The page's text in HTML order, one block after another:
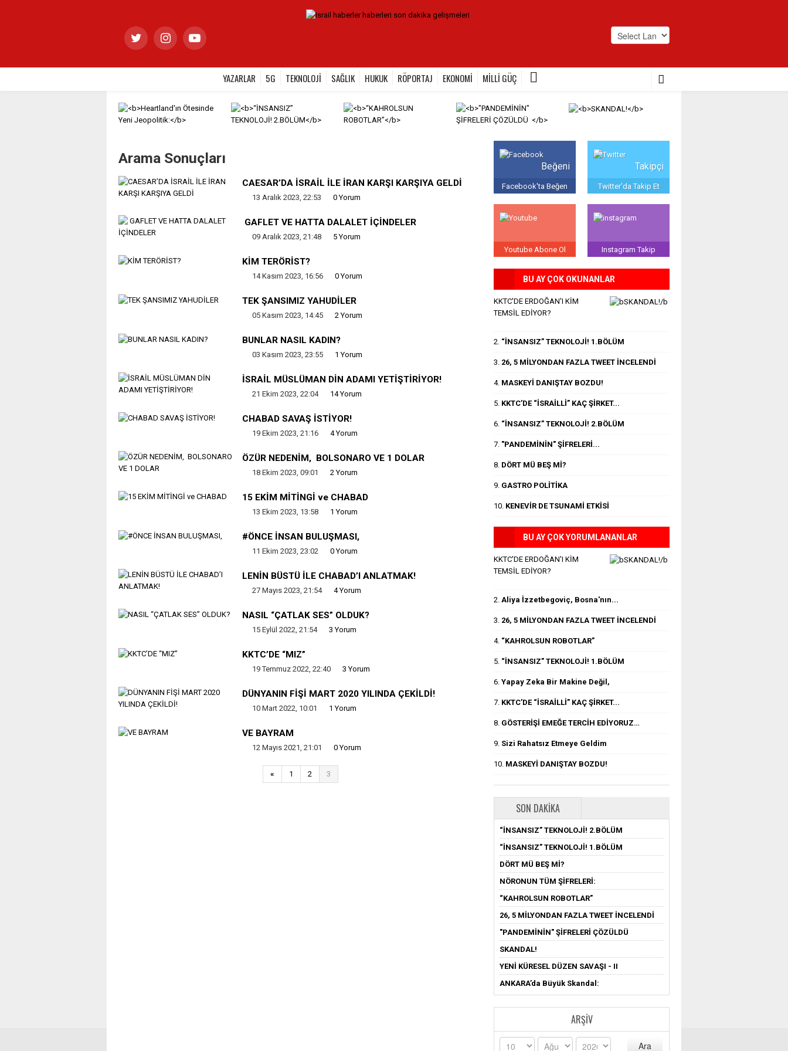
YAZARLAR 5G TEKNOLOJİ SAĞLIK HUKUK RÖPORTAJ EKONOMİ MİLLİ GÜÇ
Arama Sonuçları
CAESAR’DA İSRAİL İLE İRAN KARŞI KARŞIYA GELDİ
13 Aralık 2023, 22:53 0 Yorum
GAFLET VE HATTA DALALET İÇİNDELER
09 Aralık 2023, 21:48 5 Yorum
KİM TERÖRİST?
14 Kasım 2023, 16:56 0 Yorum
TEK ŞANSIMIZ YAHUDİLER
05 Kasım 2023, 14:45 2 Yorum
BUNLAR NASIL KADIN?
03 Kasım 2023, 23:55 1 Yorum
İSRAİL MÜSLÜMAN DİN ADAMI YETİŞTİRİYOR!
21 Ekim 2023, 22:04 14 Yorum
CHABAD SAVAŞ İSTİYOR!
19 Ekim 2023, 21:16 4 Yorum
ÖZÜR NEDENİM, BOLSONARO VE 1 DOLAR
18 Ekim 2023, 09:01 2 Yorum
15 EKİM MİTİNGİ ve CHABAD
13 Ekim 2023, 13:58 1 Yorum
#ÖNCE İNSAN BULUŞMASI,
11 Ekim 2023, 23:02 0 Yorum
LENİN BÜSTÜ İLE CHABAD’I ANLATMAK!
27 Mayıs 2023, 21:54 4 Yorum
NASIL “ÇATLAK SES” OLDUK?
15 Eylül 2022, 21:54 3 Yorum
KKTC’DE “MIZ”
19 Temmuz 2022, 22:40 3 Yorum
DÜNYANIN FİŞİ MART 2020 YILINDA ÇEKİLDİ!
10 Mart 2022, 10:01 1 Yorum
VE BAYRAM
12 Mayıs 2021, 21:01 0 Yorum
« 1 2 3
Beğeni
Facebook'ta Beğen
Takipçi
Twitter'da Takip Et
Youtube Abone Ol Instagram Takip
BU AY ÇOK OKUNANLAR
KKTC'DE ERDOĞAN'I KİM
TEMSİL EDİYOR?
2. “İNSANSIZ” TEKNOLOJİ! 1.BÖLÜM
3. 26, 5 MİLYONDAN FAZLA TWEET İNCELENDİ
4. MASKEYİ DANIŞTAY BOZDU!
5. KKTC’DE “İSRAİLLİ” KAÇ ŞİRKET...
6. “İNSANSIZ” TEKNOLOJİ! 2.BÖLÜM
7. "PANDEMİNİN" ŞİFRELERİ...
8. DÖRT MÜ BEŞ Mİ?
9. GASTRO POLİTİKA
10. KENEVİR DE TSUNAMİ ETKİSİ
BU AY ÇOK YORUMLANANLAR
KKTC'DE ERDOĞAN'I KİM
TEMSİL EDİYOR?
2. Aliya İzzetbegoviç, Bosna'nın...
3. 26, 5 MİLYONDAN FAZLA TWEET İNCELENDİ
4. “KAHROLSUN ROBOTLAR”
5. “İNSANSIZ” TEKNOLOJİ! 1.BÖLÜM
6. Yapay Zeka Bir Makine Değil,
7. KKTC’DE “İSRAİLLİ” KAÇ ŞİRKET...
8. GÖSTERİŞİ EMEĞE TERCİH EDİYORUZ…
9. Sizi Rahatsız Etmeye Geldim
10. MASKEYİ DANIŞTAY BOZDU!
SON DAKIKA
“İNSANSIZ” TEKNOLOJİ! 2.BÖLÜM
“İNSANSIZ” TEKNOLOJİ! 1.BÖLÜM
DÖRT MÜ BEŞ Mİ?
NÖRONUN TÜM ŞİFRELERİ:
“KAHROLSUN ROBOTLAR”
26, 5 MİLYONDAN FAZLA TWEET İNCELENDİ
"PANDEMİNİN" ŞİFRELERİ ÇÖZÜLDÜ
SKANDAL!
YENİ KÜRESEL DÜZEN SAVAŞI - II
ANKARA’da Büyük Skandal:
ARŞIV
Ara